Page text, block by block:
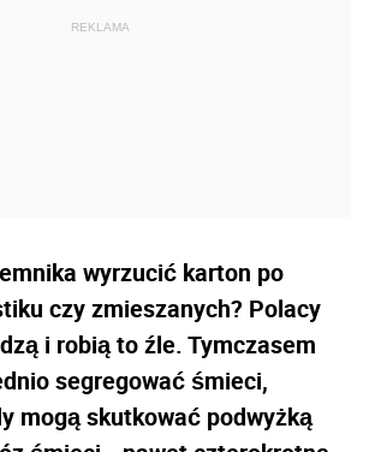
wyrzucić karton po
czy zmieszanych? Polacy
i robią to źle. Tymczasem
segregować śmieci,
mogą skutkować podwyżką